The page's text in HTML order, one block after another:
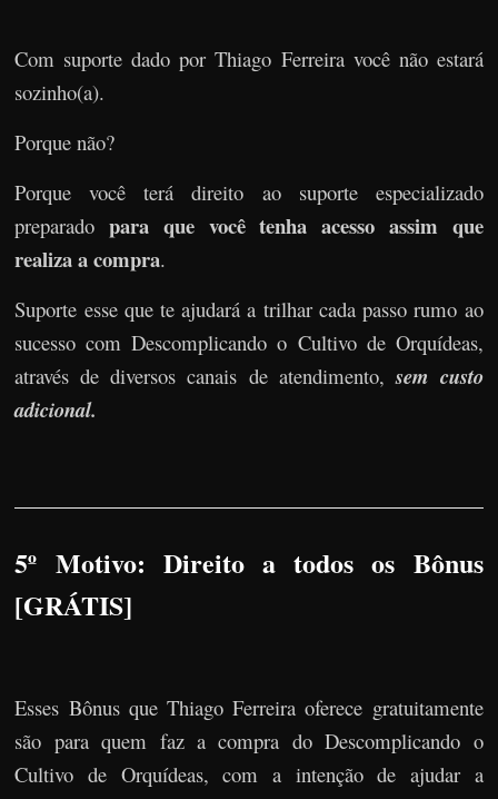
Com suporte dado por Thiago Ferreira você não estará
sozinho(a).
Porque não?
Porque você terá direito ao suporte especializado
preparadopara que você tenha acesso assim que
realiza a compra.
Suporte esse que te ajudará a trilhar cada passo rumo ao
sucesso com Descomplicando o Cultivo de Orquídeas,
através de diversos canais de atendimento,sem custo
adicional.
5º Motivo: Direito a todos os Bônus
[GRÁTIS]
Esses Bônus que Thiago Ferreira oferece gratuitamente
são para quem faz a compra do Descomplicando o
Cultivo de Orquídeas, com a intenção de ajudar a